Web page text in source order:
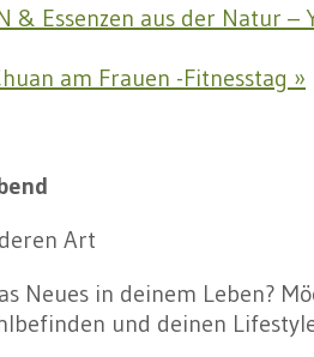
& Essenzen aus der Natur
am Frauen -Fitnesstag »
Art
Neues in deinem Leben?
und deinen